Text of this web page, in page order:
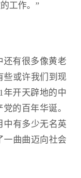
工作。”
还有很多像黄老
些或许我们到现
年开天辟地的中
的百年华诞。
中有多少无名英
一曲曲迈向社会